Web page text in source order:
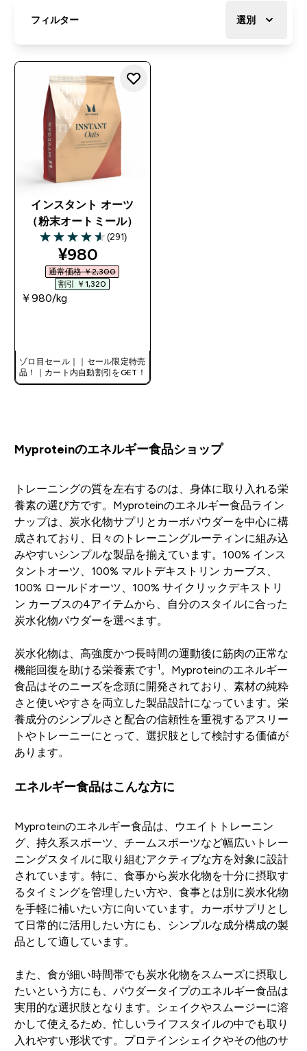
フィルター 選別
インスタント オーツ
（粉末オートミール）
4.58 out of 5 stars
(291)
discounted price
¥980‎
通常価格 ￥2,300‎
割引 ￥1,320‎
￥980‎/kg
ゾロ目セール｜｜セール限定特売
品！｜カート内自動割引をGET！
Myproteinのエネルギー食品ショップ
トレーニングの質を左右するのは、身体に取り入れる栄
養素の選び方です。Myproteinのエネルギー食品ライン
ナップは、炭水化物サプリとカーボパウダーを中心に構
成されており、日々のトレーニングルーティンに組み込
みやすいシンプルな製品を揃えています。100% インス
タントオーツ、100% マルトデキストリン カーブス、
100% ロールドオーツ、100% サイクリックデキストリ
ン カーブスの4アイテムから、自分のスタイルに合った
炭水化物パウダーを選べます。
炭水化物は、高強度かつ長時間の運動後に筋肉の正常な
機能回復を助ける栄養素です1 。Myproteinのエネルギー
食品はそのニーズを念頭に開発されており、素材の純粋
さと使いやすさを両立した製品設計になっています。栄
養成分のシンプルさと配合の信頼性を重視するアスリー
トやトレーニーにとって、選択肢として検討する価値が
あります。
エネルギー食品はこんな方に
Myproteinのエネルギー食品は、ウエイトトレーニン
グ、持久系スポーツ、チームスポーツなど幅広いトレー
ニングスタイルに取り組むアクティブな方を対象に設計
されています。特に、食事から炭水化物を十分に摂取す
るタイミングを管理したい方や、食事とは別に炭水化物
を手軽に補いたい方に向いています。カーボサプリとし
て日常的に活用したい方にも、シンプルな成分構成の製
品として適しています。
また、食が細い時間帯でも炭水化物をスムーズに摂取し
たいという方にも、パウダータイプのエネルギー食品は
実用的な選択肢となります。シェイクやスムージーに溶
かして使えるため、忙しいライフスタイルの中でも取り
入れやすい形状です。プロテインシェイクやその他のサ